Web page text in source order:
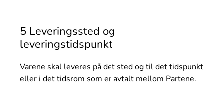
5 Leveringssted og
leveringstidspunkt
Varene skal leveres på det sted og til det tidspunkt
eller i det tidsrom som er avtalt mellom Partene.